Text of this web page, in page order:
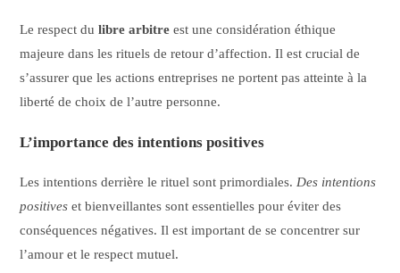
Le respect dulibre arbitre est une considération éthique
majeure dans les rituels de retour d’affection. Il est crucial de
s’assurer que les actions entreprises ne portent pas atteinte à la
liberté de choix de l’autre personne.
L’importance des intentions positives
Les intentions derrière le rituel sont primordiales. Des intentions
positives et bienveillantes sont essentielles pour éviter des
conséquences négatives. Il est important de se concentrer sur
l’amour et le respect mutuel.